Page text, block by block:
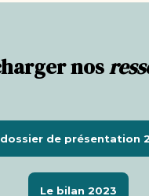
nos
dossier de présentation
Le bilan 2023